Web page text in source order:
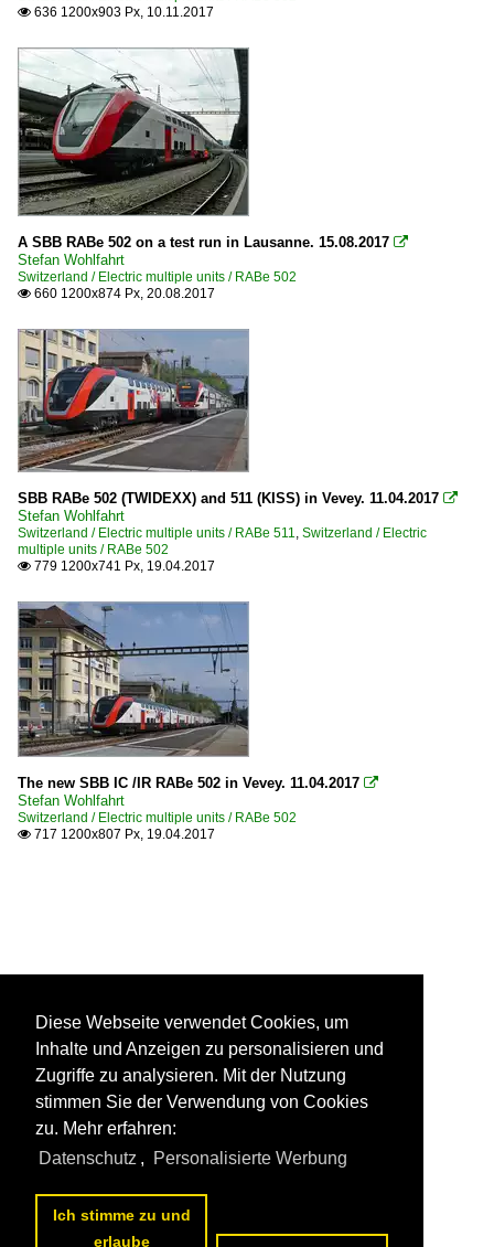
 636 1200x903 Px, 10.11.2017
A SBB RABe 502 on a test run in Lausanne. 15.08.2017 
Stefan Wohlfahrt
Switzerland / Electric multiple units / RABe 502
 660 1200x874 Px, 20.08.2017
SBB RABe 502 (TWIDEXX) and 511 (KISS) in Vevey. 11.04.2017 
Stefan Wohlfahrt
Switzerland / Electric multiple units / RABe 511
Switzerland / Electric
multiple units / RABe 502
 779 1200x741 Px, 19.04.2017
The new SBB IC /IR RABe 502 in Vevey. 11.04.2017 
Stefan Wohlfahrt
Switzerland / Electric multiple units / RABe 502
 717 1200x807 Px, 19.04.2017
Diese Webseite verwendet Cookies, um
Inhalte und Anzeigen zu personalisieren und
Zugriffe zu analysieren. Mit der Nutzung
stimmen Sie der Verwendung von Cookies
zu. Mehr erfahren:
Datenschutz , Personalisierte Werbung
Ich stimme zu und
erlaube